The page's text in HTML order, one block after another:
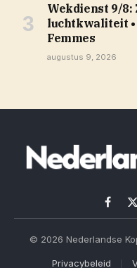
Wekdienst 9/8:
luchtkwaliteit •
Femmes
augustus 9, 2026
X
© 2026 Nederlandse
Privacybeleid